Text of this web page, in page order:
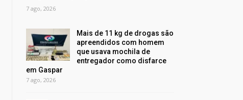
7 ago, 2026
Mais de 11 kg de drogas são
apreendidos com homem
que usava mochila de
entregador como disfarce
em Gaspar
7 ago, 2026